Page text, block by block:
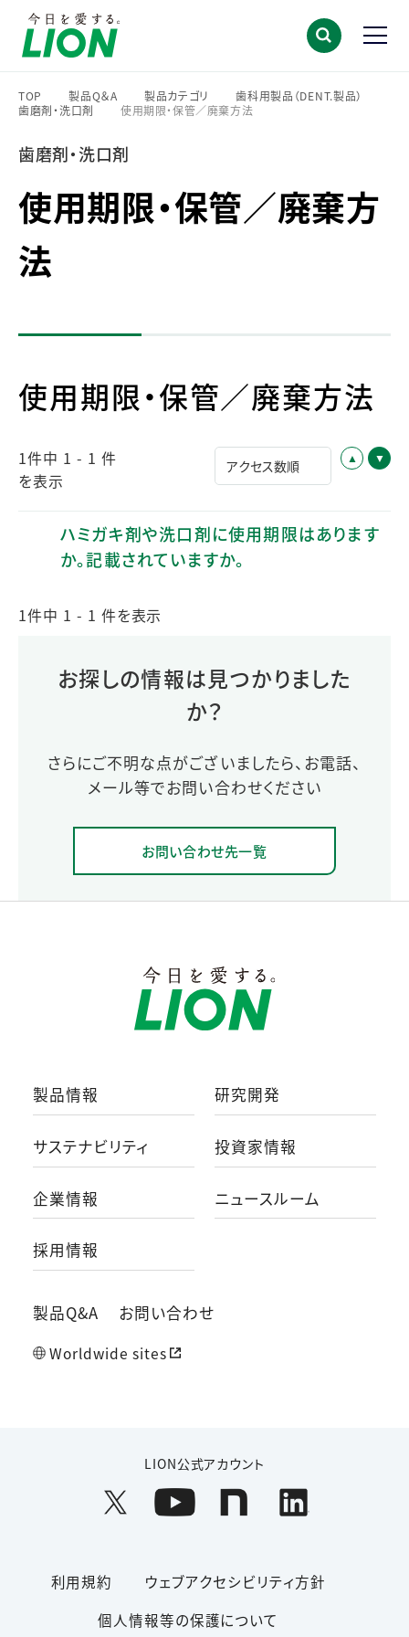
TOP
>
製品Q＆A
>
製品カテゴリ
>
歯科用製品（DENT.製品）
歯磨剤・洗口剤
使用期限・保管／廃棄方法
歯磨剤・洗口剤
使用期限・保管／廃棄方
法
使用期限・保管／廃棄方法
1件中 1 - 1 件
を表示
ハミガキ剤や洗口剤に使用期限はあります
か。記載されていますか。
1件中 1 - 1 件を表示
お探しの情報は見つかりました
か？
さらにご不明な点がございましたら、お電話、
メール等でお問い合わせください
お問い合わせ先一覧
製品情報 研究開発
サステナビリティ 投資家情報
企業情報 ニュースルーム
採用情報
製品Q&A お問い合わせ
Worldwide sites
LION公式アカウント
利用規約
ウェブアクセシビリティ方針
個人情報等の保護について